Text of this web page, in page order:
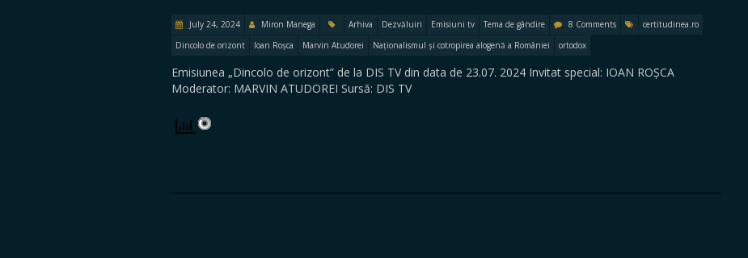
July 24, 2024 Miron Manega Arhiva Dezvăluiri Emisiuni tv Tema de gândire 8 Comments
certitudinea.ro
Dincolo de orizont
Ioan Roșca Marvin Atudorei Naționalismul și cotropirea alogenă a României ortodox
Emisiunea „Dincolo de orizont” de la DIS TV din data de 23.07. 2024 Invitat special: IOAN ROȘCA
Moderator: MARVIN ATUDOREI Sursă: DIS TV